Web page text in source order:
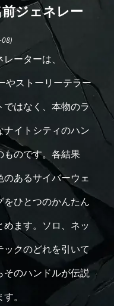
ジェネレー
レーターは、
やストーリーテラー
ではなく、本物のラ
イトシティのハン
ものです。各結果
あるサイバーウェ
ひとつのかんたん
ます。ソロ、ネッ
ックのどれを引いて
そのハンドルが伝説
。